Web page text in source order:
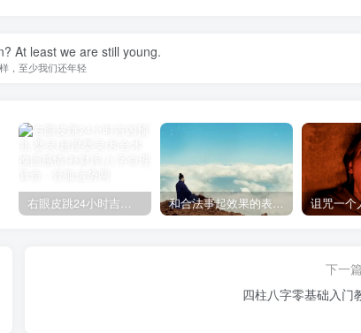
At least we are still young.
，至少我们还年轻
下一
四柱八字零基础入门